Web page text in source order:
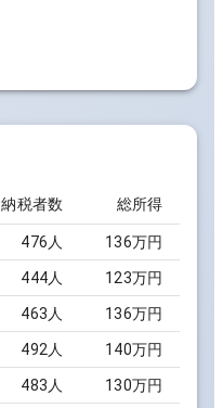
納税者数 総所得
476 人 136万円
444人 123万円
463 人 136万円
492 人 140万円
483 人 130万円